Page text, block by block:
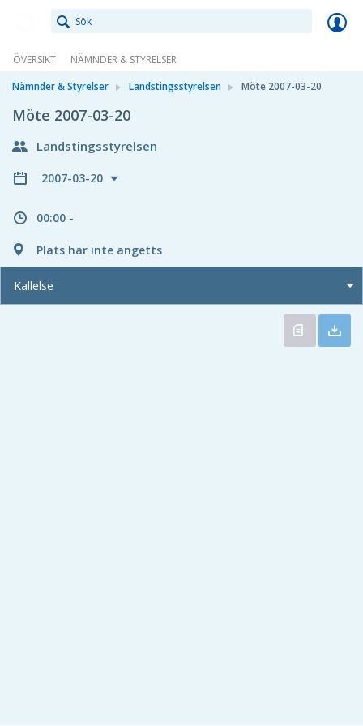
ÖVERSIKT
NÄMNDER & STYRELSER
Nämnder & Styrelser
Landstingsstyrelsen Möte 2007-03-20
Möte 2007-03-20
Landstingsstyrelsen
2007-03-20
00:00 -
Plats har inte angetts
Kallelse